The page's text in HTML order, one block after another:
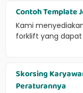
Contoh Template
Kami
forklift yang dapat
Skorsing
Peraturannya